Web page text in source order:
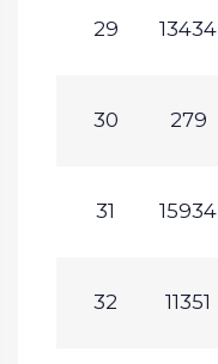
29 13434
30 279
31 15934
32 11351